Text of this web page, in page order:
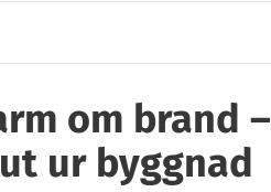
om brand –
ur byggnad